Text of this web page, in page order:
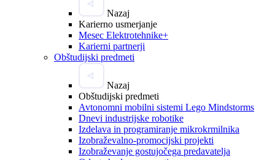
Nazaj
Karierno usmerjanje
Mesec Elektrotehnike+
Karierni partnerji
Obštudijski predmeti
Nazaj
Obštudijski predmeti
Avtonomni mobilni sistemi Lego Mindstorms
Dnevi industrijske robotike
Izdelava in programiranje mikrokrmilnika
Izobraževalno-promocijski projekti
Izobraževanje gostujočega predavatelja